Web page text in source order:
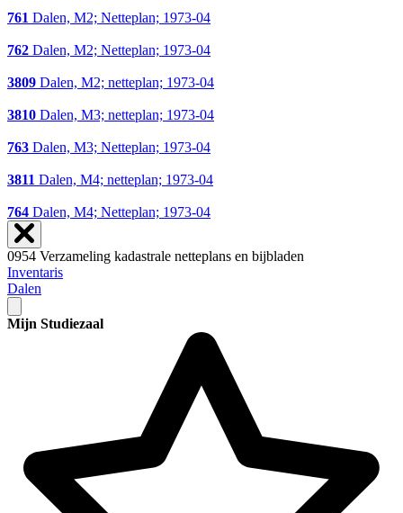
761 Dalen, M2; Netteplan; 1973-04
762 Dalen, M2; Netteplan; 1973-04
3809 Dalen, M2; netteplan; 1973-04
3810 Dalen, M3; netteplan; 1973-04
763 Dalen, M3; Netteplan; 1973-04
3811 Dalen, M4; netteplan; 1973-04
764 Dalen, M4; Netteplan; 1973-04
0954 Verzameling kadastrale netteplans en bijbladen
Inventaris
Dalen
Mijn Studiezaal